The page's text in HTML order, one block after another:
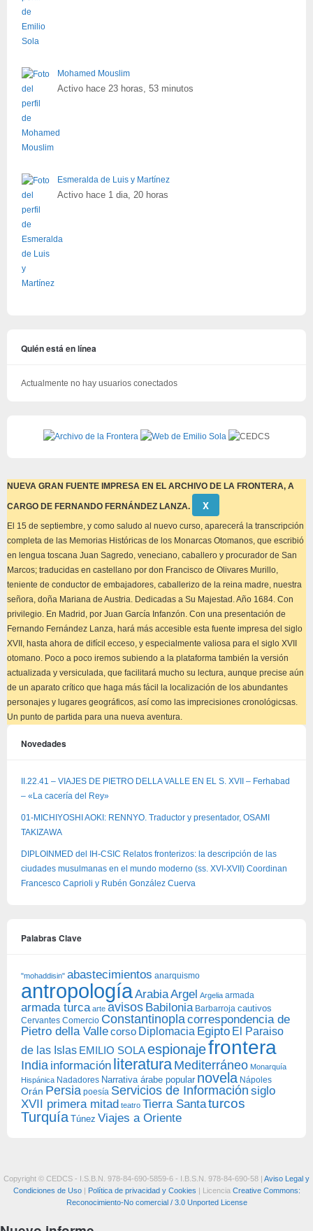
Mohamed Mouslim
Activo hace 23 horas, 53 minutos
Esmeralda de Luis y Martínez
Activo hace 1 dia, 20 horas
Quién está en línea
Actualmente no hay usuarios conectados
NUEVA GRAN FUENTE IMPRESA EN EL ARCHIVO DE LA FRONTERA, A
CARGO DE FERNANDO FERNÁNDEZ LANZA. Descartar
este
aviso
Χ
El 15 de septiembre, y como saludo al nuevo curso, aparecerá la transcripción
completa de las Memorias Históricas de los Monarcas Otomanos, que escribió
en lengua toscana Juan Sagredo, veneciano, caballero y procurador de San
Marcos; traducidas en castellano por don Francisco de Olivares Murillo,
teniente de conductor de embajadores, caballerizo de la reina madre, nuestra
señora, doña Mariana de Austria. Dedicadas a Su Majestad. Año 1684. Con
privilegio. En Madrid, por Juan García Infanzón. Con una presentación de
Fernando Fernández Lanza, hará más accesible esta fuente impresa del siglo
XVII, hasta ahora de difícil ecceso, y especialmente valiosa para el siglo XVII
otomano. Poco a poco iremos subiendo a la plataforma también la versión
actualizada y versiculada, que facilitará mucho su lectura, aunque precise aún
de un aparato crítico que haga más fácil la localización de los abundantes
personajes y lugares geográficos, así como las imprecisiones cronológicsas.
Un punto de partida para una nueva aventura.
Novedades
II.22.41 – VIAJES DE PIETRO DELLA VALLE EN EL S. XVII – Ferhabad
– «La cacería del Rey»
01-MICHIYOSHI AOKI: RENNYO. Traductor y presentador, OSAMI
TAKIZAWA
DIPLOINMED del IH-CSIC Relatos fronterizos: la descripción de las
ciudades musulmanas en el mundo moderno (ss. XVI-XVII) Coordinan
Francesco Caprioli y Rubén González Cuerva
Palabras Clave
"mohaddisin" abastecimientos anarquismo
antropologíaArabiaArgel Argelia armada
armada turca arte avisos Babilonia Barbarroja cautivos
Cervantes Comercio Constantinoplacorrespondencia de
Pietro della Vallecorso Diplomacia Egipto El Paraiso
de las Islas EMILIO SOLAespionajefrontera
India información literatura Mediterráneo Monarquía
Hispánica Nadadores Narrativa árabe popular novela Nápoles
Orán Persia poesía Servicios de Información siglo
XVII primera mitad teatro Tierra Santaturcos
Turquía Túnez Viajes a Oriente
Copyright © CEDCS - I.S.B.N. 978-84-690-5859-6 - I.B.S.N. 978-84-690-58 | Aviso Legal y
Condiciones de Uso| Política de privacidad y Cookies | Licencia Creative Commons:
Reconocimiento-No comercial / 3.0 Unported License